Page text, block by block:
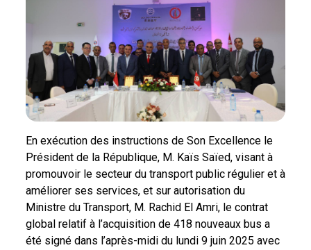
En exécution des instructions de Son Excellence le
Président de la République, M. Kaïs Saïed, visant à
promouvoir le secteur du transport public régulier et à
améliorer ses services, et sur autorisation du
Ministre du Transport, M. Rachid El Amri, le contrat
global relatif à l’acquisition de 418 nouveaux bus a
été signé dans l’après-midi du lundi 9 juin 2025 avec